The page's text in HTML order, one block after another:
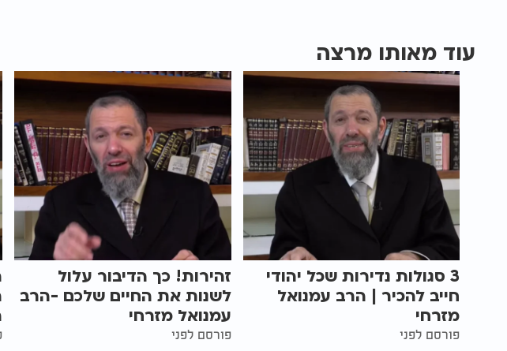
עוד מאותו מרצה
3 סגולות נדירות שכל יהודי
חייב להכיר | הרב עמנואל
מזרחי
פורסם לפני
זהירות! כך הדיבור עלול
לשנות את החיים שלכם -הרב
עמנואל מזרחי
פורסם לפני